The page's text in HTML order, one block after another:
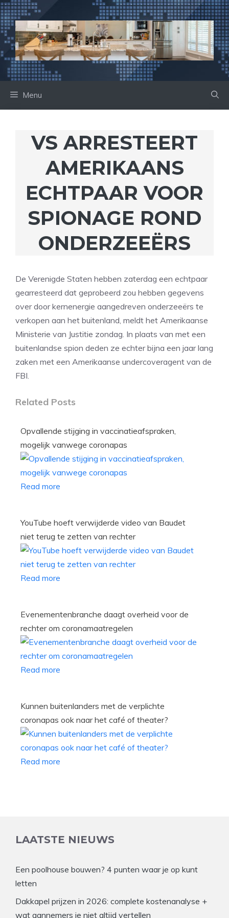
Ga
naar
de
inhoud
Menu
VS ARRESTEERT
AMERIKAANS
ECHTPAAR VOOR
SPIONAGE ROND
ONDERZEEËRS
De Verenigde Staten hebben zaterdag een echtpaar
gearresteerd dat geprobeerd zou hebben gegevens
over door kernenergie aangedreven onderzeeërs te
verkopen aan het buitenland, meldt het Amerikaanse
Ministerie van Justitie zondag. In plaats van met een
buitenlandse spion deden ze echter bijna een jaar lang
zaken met een Amerikaanse undercoveragent van de
FBI.
Related Posts
Opvallende stijging in vaccinatieafspraken,
mogelijk vanwege coronapas
Read more
YouTube hoeft verwijderde video van Baudet
niet terug te zetten van rechter
Read more
Evenementenbranche daagt overheid voor de
rechter om coronamaatregelen
Read more
Kunnen buitenlanders met de verplichte
coronapas ook naar het café of theater?
Read more
LAATSTE NIEUWS
Een poolhouse bouwen? 4 punten waar je op kunt
letten
Dakkapel prijzen in 2026: complete kostenanalyse +
wat aannemers je niet altijd vertellen